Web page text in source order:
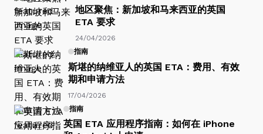
地区聚焦：新加坡和马来西亚的英国
ETA 要求
24/04/2026
指南
斯堪的纳维亚人的英国 ETA：费用、有效
期和申请方法
17/04/2026
指南
英国 ETA 应用程序指南：如何在 iPhone